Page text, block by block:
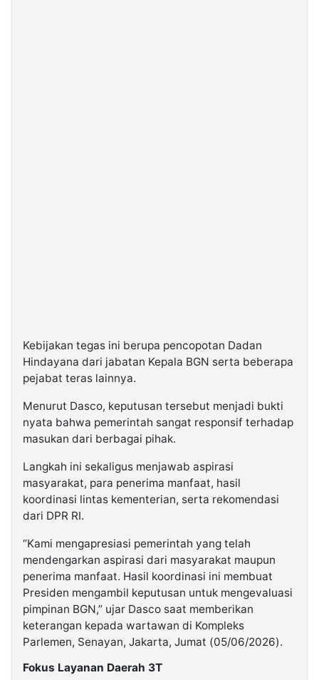
Kebijakan tegas ini berupa pencopotan Dadan
Hindayana dari jabatan Kepala BGN serta beberapa
pejabat teras lainnya.
Menurut Dasco, keputusan tersebut menjadi bukti
nyata bahwa pemerintah sangat responsif terhadap
masukan dari berbagai pihak.
Langkah ini sekaligus menjawab aspirasi
masyarakat, para penerima manfaat, hasil
koordinasi lintas kementerian, serta rekomendasi
dari DPR RI.
“Kami mengapresiasi pemerintah yang telah
mendengarkan aspirasi dari masyarakat maupun
penerima manfaat. Hasil koordinasi ini membuat
Presiden mengambil keputusan untuk mengevaluasi
pimpinan BGN,” ujar Dasco saat memberikan
keterangan kepada wartawan di Kompleks
Parlemen, Senayan, Jakarta, Jumat (05/06/2026).
Fokus Layanan Daerah 3T